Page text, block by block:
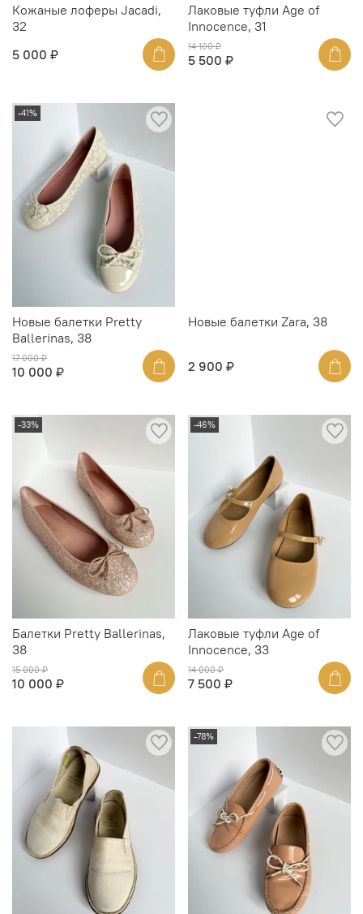
Кожаные лоферы Jacadi,
32
5 000 ₽
Лаковые туфли Age of
Innocence, 31
14 100 ₽
5 500 ₽
-41%
Новые балетки Pretty
Ballerinas, 38
17 000 ₽
10 000 ₽
Новые балетки Zara, 38
2 900 ₽
-33%
Балетки Pretty Ballerinas,
38
15 000 ₽
10 000 ₽
-46%
Лаковые туфли Age of
Innocence, 33
14 000 ₽
7 500 ₽
-78%